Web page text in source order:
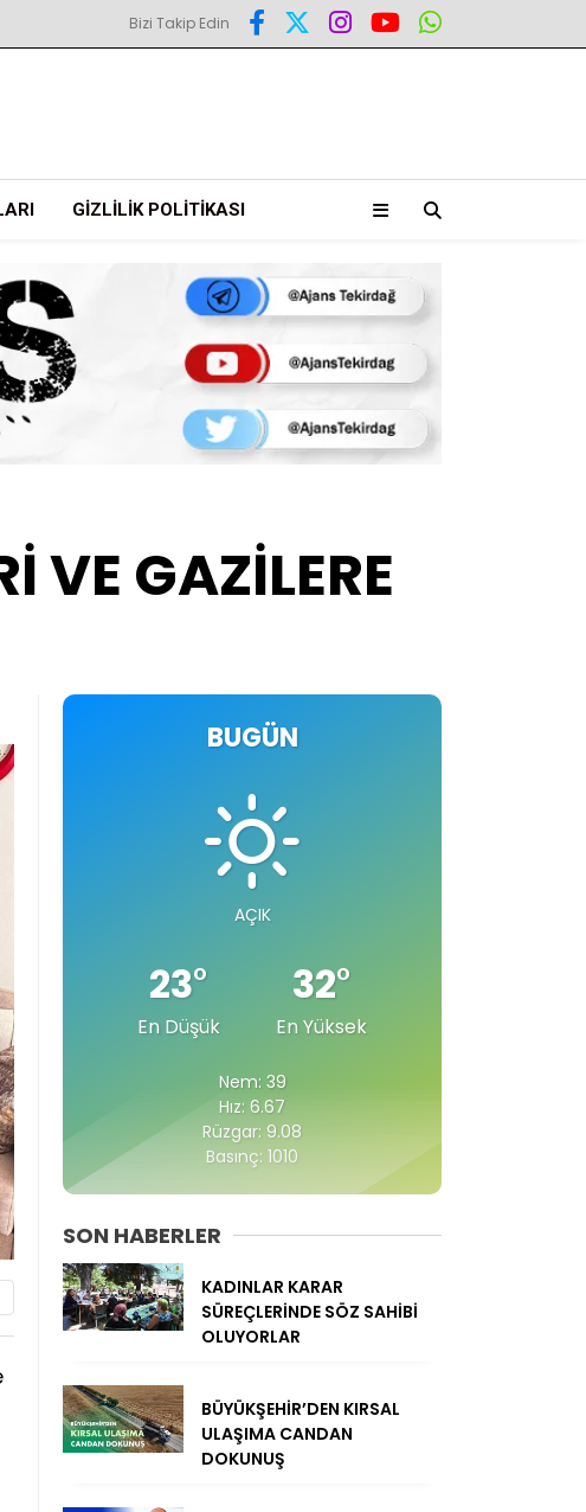
Bizi Takip Edin
GIZLILIK POLITIKASI
VE GAZİLERE
BUGÜN
AÇIK
23°
En Düşük
32°
En Yüksek
Nem: 39
Hız: 6.67
Rüzgar: 9.08
Basınç: 1010
SON HABERLER
KADINLAR KARAR
SÜREÇLERİNDE SÖZ SAHİBİ
OLUYORLAR
BÜYÜKŞEHİR’DEN KIRSAL
ULAŞIMA CANDAN
DOKUNUŞ